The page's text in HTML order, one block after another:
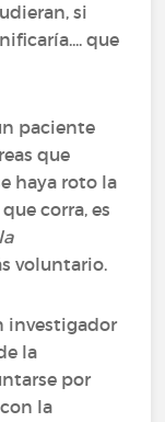
si
que
paciente
que
haya roto la
corra, es
voluntario.
investigador
la
por
la